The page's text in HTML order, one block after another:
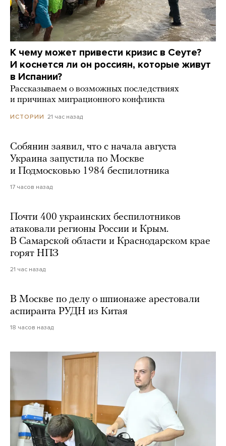
К чему может привести кризис в Сеуте?
И коснется ли он россиян, которые живут
в Испании?
Рассказываем о возможных последствиях
и причинах миграционного конфликта
ИСТОРИИ 21 час назад
Собянин заявил, что с начала августа
Украина запустила по Москве
и Подмосковью 1984 беспилотника
17 часов назад
Почти 400 украинских беспилотников
атаковали регионы России и Крым.
В Самарской области и Краснодарском крае
горят НПЗ
21 час назад
В Москве по делу о шпионаже арестовали
аспиранта РУДН из Китая
18 часов назад